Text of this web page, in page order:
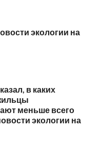
экологии на
в каких
меньше всего
экологии на